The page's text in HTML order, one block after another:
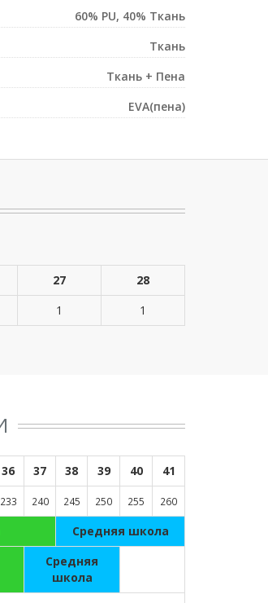
60% PU, 40% Ткань
Ткань
Ткань + Пена
EVA(пена)
27
28
1 1
36 37 38 39 40 41
233 240 245 250 255 260
Средняя школа
Средняя
школа